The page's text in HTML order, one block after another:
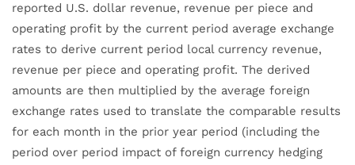
reported U.S. dollar revenue, revenue per piece and
operating profit by the current period average exchange
rates to derive current period local currency revenue,
revenue per piece and operating profit. The derived
amounts are then multiplied by the average foreign
exchange rates used to translate the comparable results
for each month in the prior year period (including the
period over period impact of foreign currency hedging